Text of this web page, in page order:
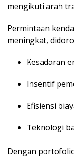
mengikuti arah
Permintaan
meningkat,
Kesadaran
Insentif
Efisiensi
Teknologi
Dengan